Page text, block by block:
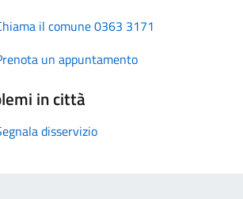
il comune 0363 3171
un appuntamento
in città
disservizio